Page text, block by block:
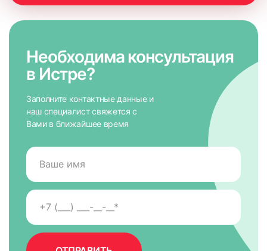
Необходима консультация
в Истре?
Заполните контактные данные и
наш специалист свяжется с
Вами в ближайшее время